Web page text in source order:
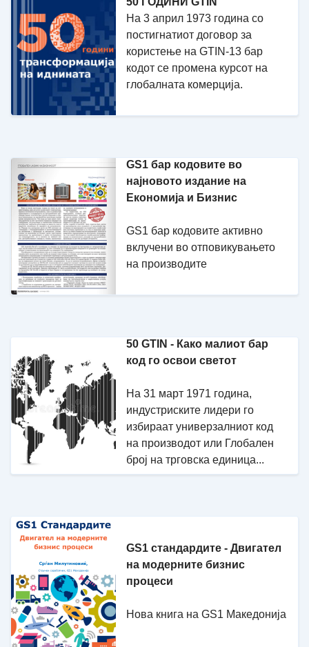
На 3 април 1973 година со
постигнатиот договор за
користење на GTIN-13 бар
кодот се промена курсот на
глобалната комерција.
GS1 бар кодовите во
најновото издание на
Економија и Бизнис
GS1 бар кодовите активно
вклучени во отповикувањето
на производите
50 GTIN - Како малиот бар
код го освои светот
На 31 март 1971 година,
индустриските лидери го
избираат универзалниот код
на производот или Глобален
број на трговска единица...
GS1 стандардите - Двигател
на модерните бизнис
процеси
Нова книга на GS1 Македонија